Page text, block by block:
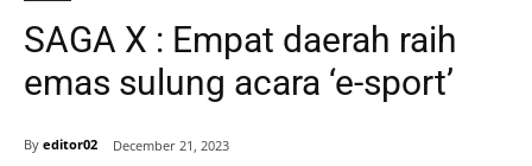
SAGA X : Empat daerah raih
emas sulung acara ‘e-sport’
By editor02 December 21, 2023